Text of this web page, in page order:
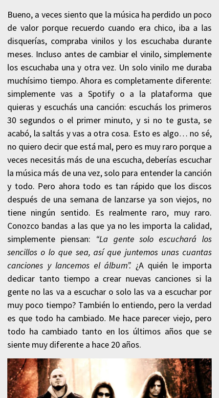
Bueno, a veces siento que la música ha perdido un poco
de valor porque recuerdo cuando era chico, iba a las
disquerías, compraba vinilos y los escuchaba durante
meses. Incluso antes de cambiar el vinilo, simplemente
los escuchaba una y otra vez. Un solo vinilo me duraba
muchísimo tiempo. Ahora es completamente diferente:
simplemente vas a Spotify o a la plataforma que
quieras y escuchás una canción: escuchás los primeros
30 segundos o el primer minuto, y si no te gusta, se
acabó, la saltás y vas a otra cosa. Esto es algo… no sé,
no quiero decir que está mal, pero es muy raro porque a
veces necesitás más de una escucha, deberías escuchar
la música más de una vez, solo para entender la canción
y todo. Pero ahora todo es tan rápido que los discos
después de una semana de lanzarse ya son viejos, no
tiene ningún sentido. Es realmente raro, muy raro.
Conozco bandas a las que ya no les importa la calidad,
simplemente piensan:
“La gente solo escuchará los
sencillos o lo que sea, así que juntemos unas cuantas
canciones y lancemos el álbum”. ¿A quién le importa
dedicar tanto tiempo a crear nuevas canciones si la
gente no las va a escuchar o solo las va a escuchar por
muy poco tiempo? También lo entiendo, pero la verdad
es que todo ha cambiado. Me hace parecer viejo, pero
todo ha cambiado tanto en los últimos años que se
siente muy diferente a hace 20 años.